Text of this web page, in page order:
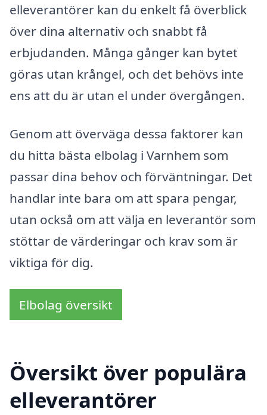
elleverantörer kan du enkelt få överblick
över dina alternativ och snabbt få
erbjudanden. Många gånger kan bytet
göras utan krångel, och det behövs inte
ens att du är utan el under övergången.
Genom att överväga dessa faktorer kan
du hitta bästa elbolag i Varnhem som
passar dina behov och förväntningar. Det
handlar inte bara om att spara pengar,
utan också om att välja en leverantör som
stöttar de värderingar och krav som är
viktiga för dig.
Elbolag översikt
Översikt över populära
elleverantörer